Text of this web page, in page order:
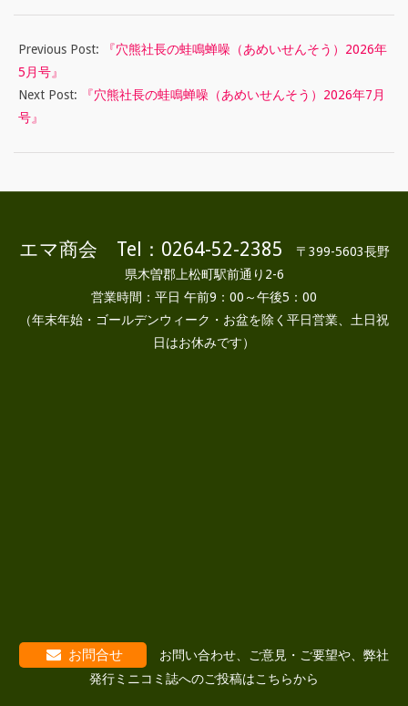
01
Previous Post:
『穴熊社長の蛙鳴蝉噪（あめいせんそう）2026年
5月号』
Next Post:
『穴熊社長の蛙鳴蝉噪（あめいせんそう）2026年7月
号』
エマ商会 Tel：0264-52-2385 〒399-5603長野
県木曽郡上松町駅前通り2-6
営業時間：平日 午前9：00～午後5：00
（年末年始・ゴールデンウィーク・お盆を除く平日営業、土日祝
日はお休みです）
お問合せ
お問い合わせ、ご意見・ご要望や、弊社
発行ミニコミ誌へのご投稿はこちらから